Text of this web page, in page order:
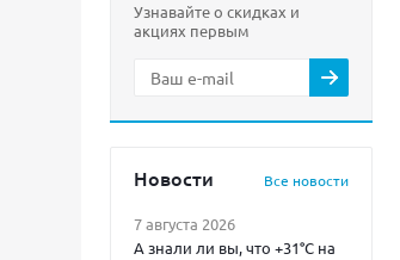
Узнавайте о скидках и
акциях первым
Новости Все новости
7 августа 2026
А знали ли вы, что +31°C на